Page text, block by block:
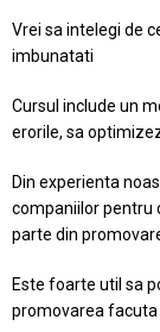
Vrei sa intelegi de
imbunatati
Cursul include un
erorile, sa
Din experienta
companiilor pentru
parte din
Este foarte util sa
promovarea facuta